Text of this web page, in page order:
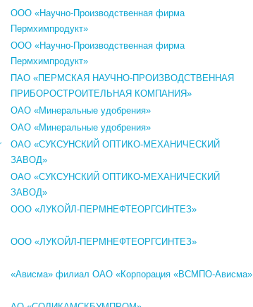
ООО «Научно-Производственная фирма
Пермхимпродукт»
ООО «Научно-Производственная фирма
Пермхимпродукт»
ПАО «ПЕРМСКАЯ НАУЧНО-ПРОИЗВОДСТВЕННАЯ
ПРИБОРОСТРОИТЕЛЬНАЯ КОМПАНИЯ»
ОАО «Минеральные удобрения»
ОАО «Минеральные удобрения»
ОАО «СУКСУНСКИЙ ОПТИКО-МЕХАНИЧЕСКИЙ
ЗАВОД»
ОАО «СУКСУНСКИЙ ОПТИКО-МЕХАНИЧЕСКИЙ
ЗАВОД»
ООО «ЛУКОЙЛ-ПЕРМНЕФТЕОРГСИНТЕЗ»
ООО «ЛУКОЙЛ-ПЕРМНЕФТЕОРГСИНТЕЗ»
«Ависма» филиал ОАО «Корпорация «ВСМПО-Ависма»